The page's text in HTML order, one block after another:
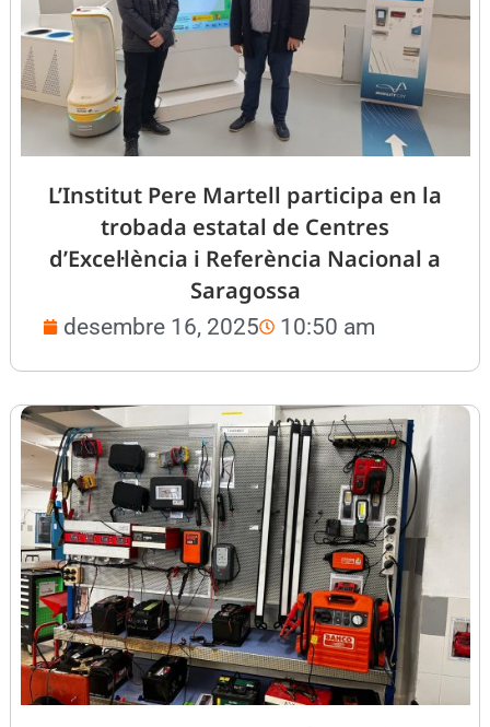
L’Institut Pere Martell participa en la
trobada estatal de Centres
d’Excel·lència i Referència Nacional a
Saragossa
desembre 16, 2025 10:50 am